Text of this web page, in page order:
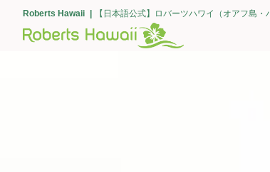
Roberts Hawaii 【日本語公式】ロバーツハワイ（オアフ島